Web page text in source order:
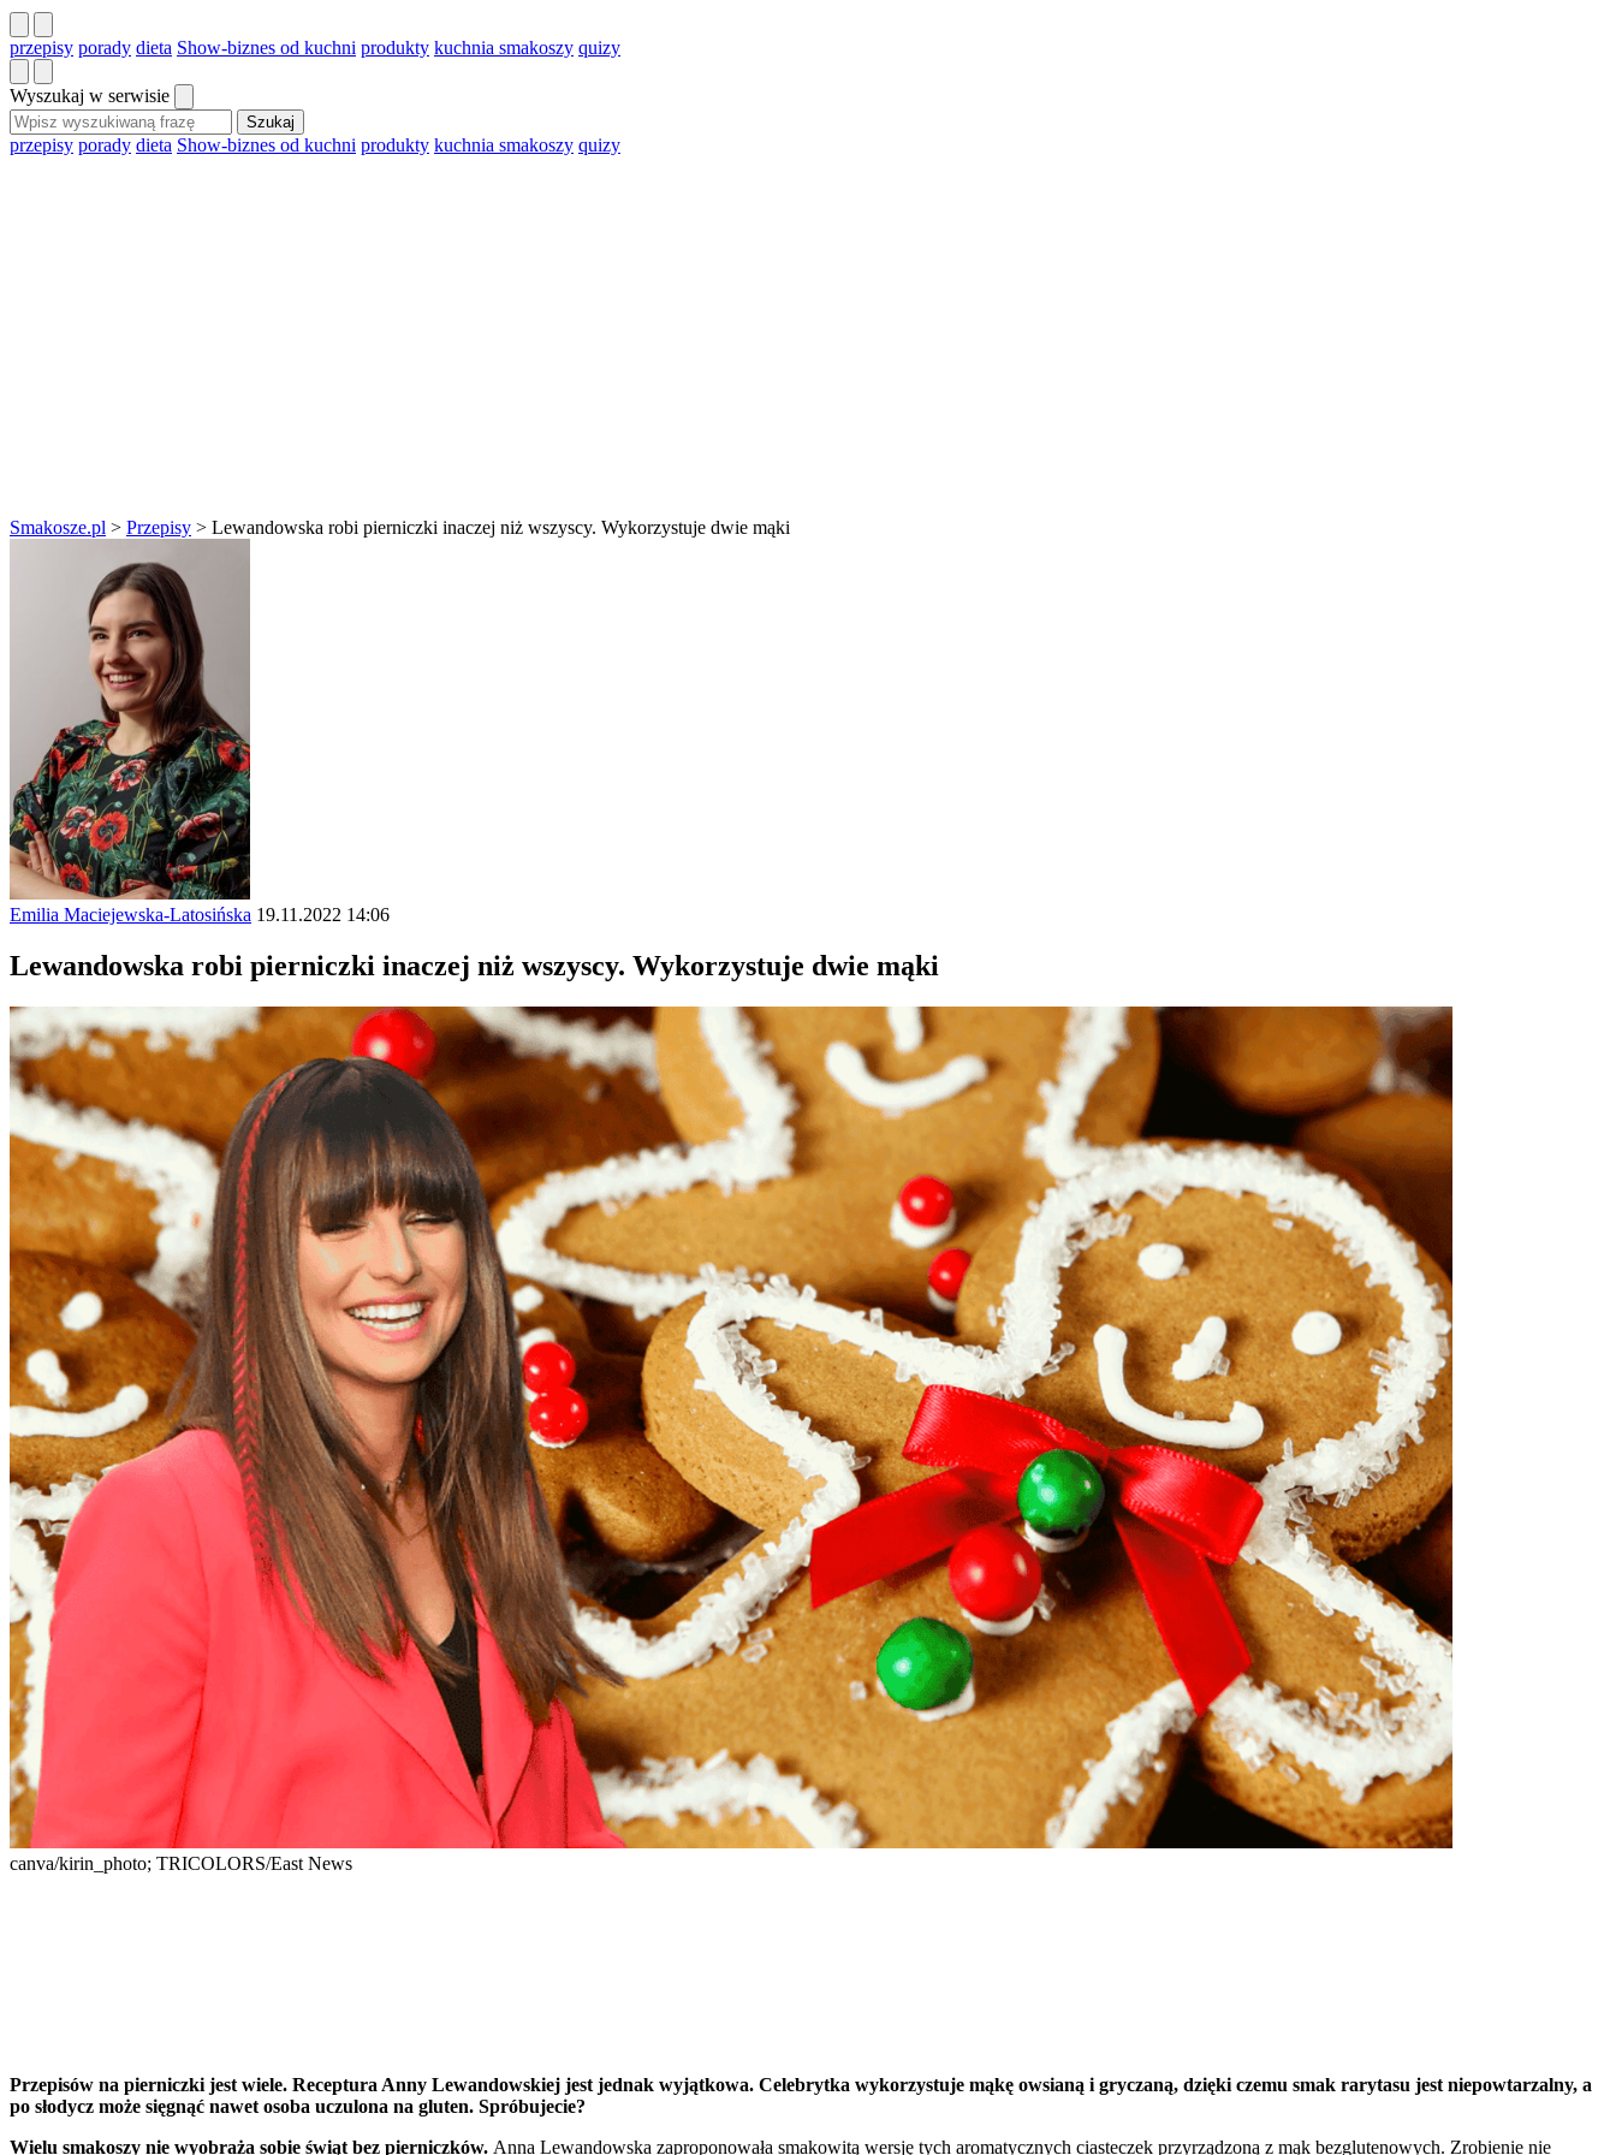
przepisy porady dieta Show-biznes od kuchni produkty kuchnia smakoszy quizy
Wyszukaj w serwisie
Szukaj
przepisy porady dieta Show-biznes od kuchni produkty kuchnia smakoszy quizy
Smakosze.pl > Przepisy > Lewandowska robi pierniczki inaczej niż wszyscy. Wykorzystuje dwie mąki
Emilia Maciejewska-Latosińska 19.11.2022 14:06
Lewandowska robi pierniczki inaczej niż wszyscy. Wykorzystuje dwie mąki
canva/kirin_photo; TRICOLORS/East News
Przepisów na pierniczki jest wiele. Receptura Anny Lewandowskiej jest jednak wyjątkowa. Celebrytka wykorzystuje mąkę owsianą i gryczaną, dzięki czemu smak rarytasu jest niepowtarzalny, a
po słodycz może sięgnąć nawet osoba uczulona na gluten. Spróbujecie?
Wielu smakoszy nie wyobraża sobie świąt bez pierniczków. Anna Lewandowska zaproponowała smakowitą wersję tych aromatycznych ciasteczek przyrządzoną z mąk bezglutenowych. Zrobienie nie